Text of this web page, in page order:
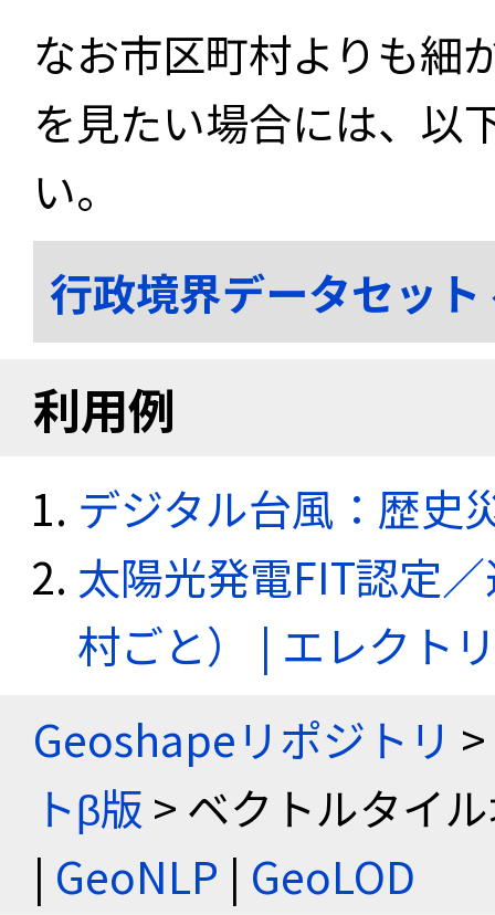
なお市区町村よりも細
を見たい場合には、以
い。
行政境界データセッ
利用例
デジタル台風：歴史
太陽光発電FIT認定
村ごと） | エレクト
Geoshapeリポジトリ >
トβ版 > ベクトルタイ
| GeoNLP | GeoLOD